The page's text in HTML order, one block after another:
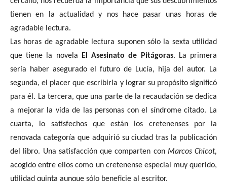
tienen en la actualidad y nos hace pasar unas horas de
agradable lectura.
Las horas de agradable lectura suponen sólo la sexta utilidad
que tiene la novela
El Asesinato de Pitágoras. La primera
sería haber asegurado el futuro de Lucía, hija del autor. La
segunda, el placer que escribirla y lograr su propósito significó
para él. La tercera, que una parte de la recaudación se dedica
a mejorar la vida de las personas con el síndrome citado. La
cuarta, lo satisfechos que están los cretenenses por la
renovada categoría que adquirió su ciudad tras la publicación
del libro. Una satisfacción que comparten con Marcos Chicot,
acogido entre ellos como un cretenense especial muy querido,
utilidad quinta aunque sólo beneficie al escritor.